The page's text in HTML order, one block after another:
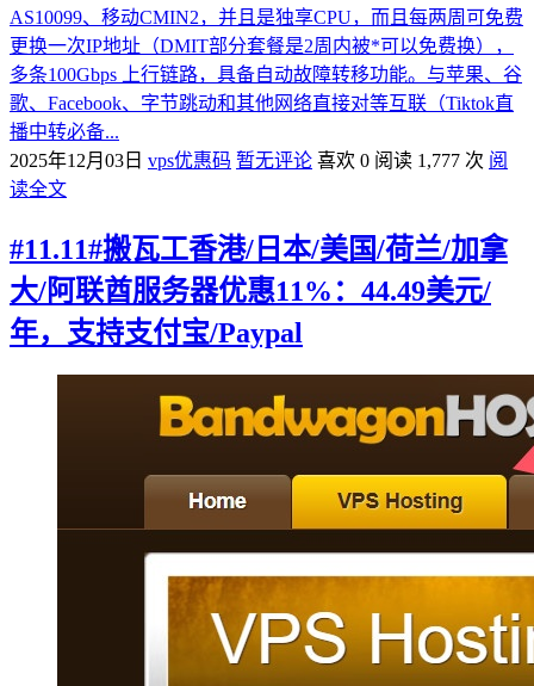
AS10099、移动CMIN2，并且是独享CPU，而且每两周可免费
更换一次IP地址（DMIT部分套餐是2周内被*可以免费换），
多条100Gbps 上行链路，具备自动故障转移功能。与苹果、谷
歌、Facebook、字节跳动和其他网络直接对等互联（Tiktok直
播中转必备...
2025年12月03日 vps优惠码 暂无评论 喜欢 0 阅读 1,777 次 阅
读全文
#11.11#搬瓦工香港/日本/美国/荷兰/加拿
大/阿联酋服务器优惠11%：44.49美元/
年，支持支付宝/Paypal